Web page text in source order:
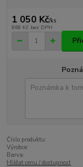
1 050 Kč/ks
868 Kč bez DPH
Číslo produktu:
Výrobce:
Barva:
Hlídat cenu / dostupnost